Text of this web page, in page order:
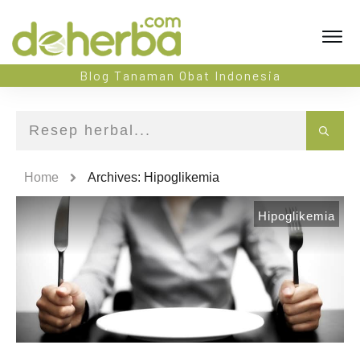
Blog Tanaman Obat Indonesia
Home Archives: Hipoglikemia
Hipoglikemia